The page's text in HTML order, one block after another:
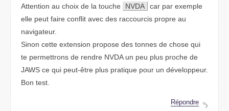
Attention au choix de la touche NVDA
car par exemple
elle peut faire conflit avec des raccourcis propre au
navigateur.
Sinon cette extension propose des tonnes de chose qui
te permettrons de rendre NVDA un peu plus proche de
JAWS ce qui peut-être plus pratique pour un développeur.
Bon test.
Répondre